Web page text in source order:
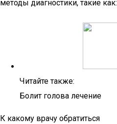
методы диагностики, такие как:
Читайте также:
Болит голова лечение
К какому врачу обратиться